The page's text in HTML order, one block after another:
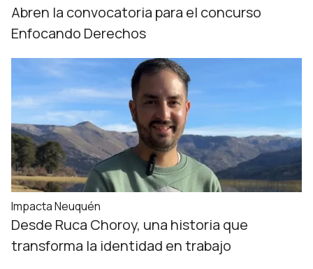
Abren la convocatoria para el concurso
Enfocando Derechos
Impacta Neuquén
Desde Ruca Choroy, una historia que
transforma la identidad en trabajo